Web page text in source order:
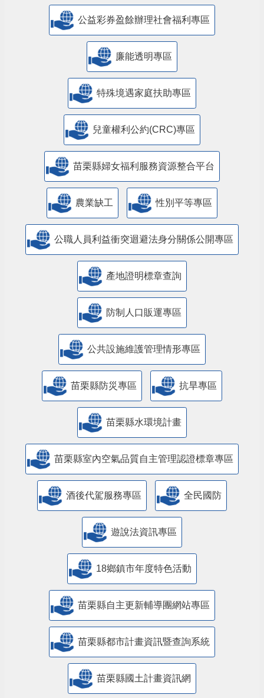
公益彩券盈餘辦理社會福利專區
廉能透明專區
特殊境遇家庭扶助專區
兒童權利公約(CRC)專區
苗栗縣婦女福利服務資源整合平台
農業缺工 性別平等專區
公職人員利益衝突迴避法身分關係公開專區
產地證明標章查詢
防制人口販運專區
​公共設施維護管理情形專區
苗栗縣防災專區 抗旱專區
苗栗縣水環境計畫
苗栗縣室內空氣品質自主管理認證標章專區
酒後代駕服務專區 全民國防
遊說法資訊專區
18鄉鎮市年度特色活動
苗栗縣自主更新輔導團網站專區
苗栗縣都市計畫資訊暨查詢系統
苗栗縣國土計畫資訊網